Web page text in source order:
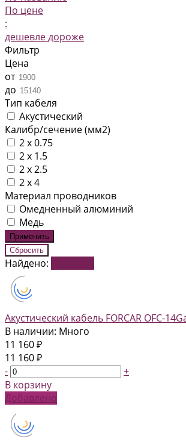
По цене
:
дешевледороже
Фильтр
Цена
от
до
Тип кабеля
Акустический
Калибр/сечение (мм2)
2 x 0.75
2 x 1.5
2 x 2.5
2 х 4
Материал проводников
Омедненный алюминий
Медь
Найдено:
Акустический кабель FORCAR OFC-
В наличии: Много
11 160 ₽
11 160 ₽
-
+
В корзину
Добавлено